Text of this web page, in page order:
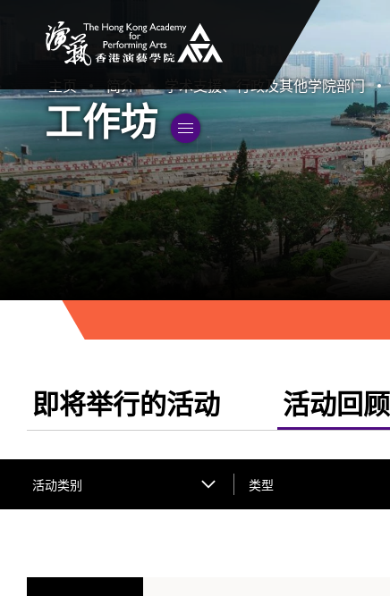
主页 简介 学术支援、行政及其他学院部门
工作坊 切換子菜單”
即将举行的活动 活动回顾
活动类别 类型